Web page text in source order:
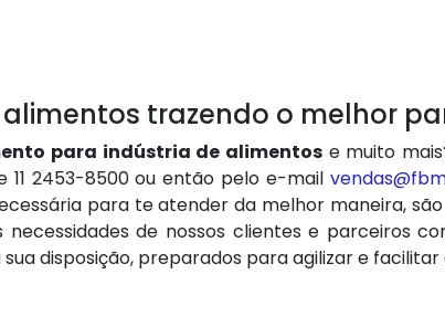
trazendo o melhor
para indústria de alimentos e muito
2453-8500 ou então pelo e-mail
para te atender da melhor maneira,
de nossos clientes e parceiros
disposição, preparados para agilizar e